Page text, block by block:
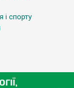
і спорту